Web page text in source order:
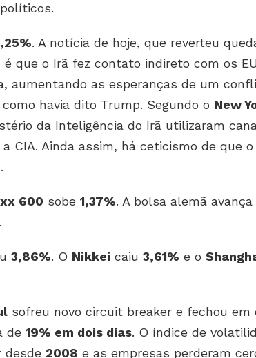
. A notícia de hoje, que reverteu
que o Irã fez contato indireto com os
aumentando as esperanças de um
havia dito Trump. Segundo o New
da Inteligência do Irã utilizaram
CIA. Ainda assim, há ceticismo de que
600 sobe 1,37%. A bolsa alemã avança
.
3,86%. O Nikkei caiu 3,61% e o
sofreu novo circuit breaker e fechou em
de 19% em dois dias. O índice de
desde 2008 e as empresas perderam